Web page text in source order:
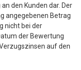
den Kunden dar. Der
angegebenen Betrag
nicht bei der
der Bewertung
auf den